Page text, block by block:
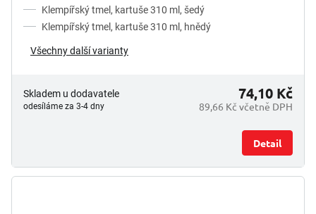
Klempířský tmel, kartuše 310 ml, šedý
Klempířský tmel, kartuše 310 ml, hnědý
Všechny další varianty
Skladem u dodavatele
odesíláme za 3-4 dny 89,66 Kč včetně DPH
74,10 Kč
Detail